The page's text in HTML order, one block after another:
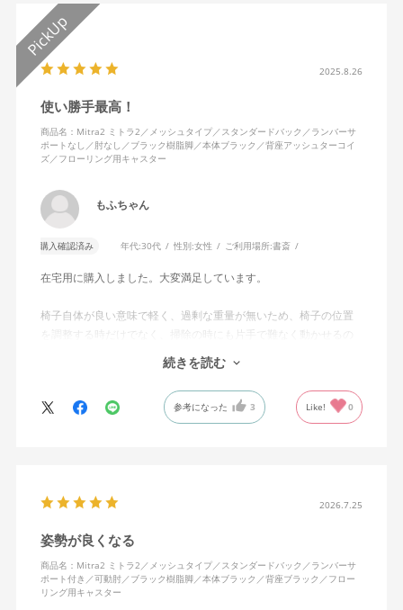
2025.8.26
使い勝手最高！
商品名：Mitra2 ミトラ2／メッシュタイプ／スタンダードバック／ランバーサ
ポートなし／肘なし／ブラック樹脂脚／本体ブラック／背座アッシュターコイ
ズ／フローリング用キャスター
もふちゃん
購入確認済み 年代:30代 性別:女性 ご利用場所:書斎
在宅用に購入しました。大変満足しています。
椅子自体が良い意味で軽く、過剰な重量が無いため、椅子の位置
を調整する時だけでなく、掃除の時にも片手で難なく動かせるの
で、ストレスを感じません。
背中はメッシュ素材でハリがあり、沈み込みすぎないところが気
に入っています。色も画像通りのアッシュブルーで、部屋の差し
色になっています。
キャスターはフローリング用を選びました。とにかく動きが滑ら
思います。良い商品に巡り会えてとても嬉しいです。
続きを読む
参考になった 3 Like! 0
2026.7.25
姿勢が良くなる
商品名：Mitra2 ミトラ2／メッシュタイプ／スタンダードバック／ランバーサ
ポート付き／可動肘／ブラック樹脂脚／本体ブラック／背座ブラック／フロー
リング用キャスター